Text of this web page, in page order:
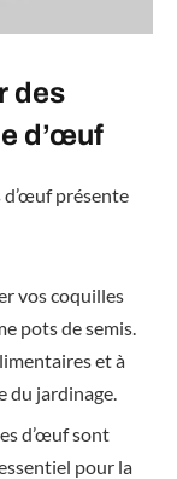
des
d’œuf
d’œuf présente
vos coquilles
pots de semis.
et à
du jardinage.
d’œuf sont
pour la